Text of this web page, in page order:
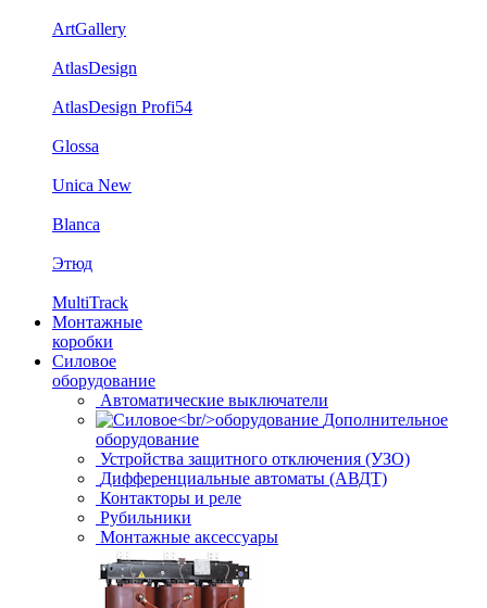
ArtGallery
AtlasDesign
AtlasDesign Profi54
Glossa
Unica New
Blanca
Этюд
MultiTrack
Монтажные
коробки
Силовое
оборудование
Автоматические выключатели
Дополнительное
оборудование
Устройства защитного отключения (УЗО)
Дифференциальные автоматы (АВДТ)
Контакторы и реле
Рубильники
Монтажные аксессуары